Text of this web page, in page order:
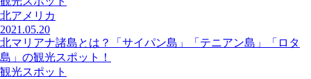
北アメリカ
2021.05.20
北マリアナ諸島とは？「サイパン島」「テニアン島」「ロタ
島」の観光スポット！
観光スポット